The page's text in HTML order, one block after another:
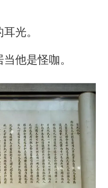
光。
他是怪咖。